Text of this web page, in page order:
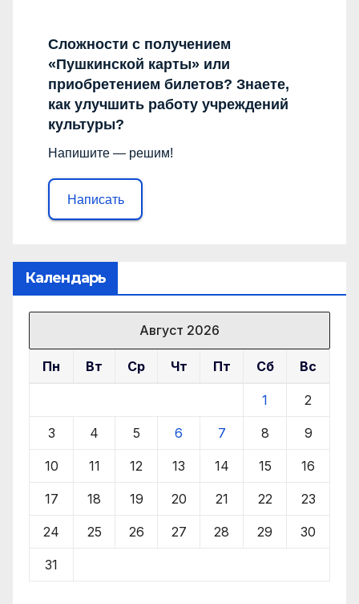
Сложности с получением
«Пушкинской карты» или
приобретением билетов? Знаете,
как улучшить работу учреждений
культуры?
Напишите — решим!
Написать
Календарь
Август 2026
Пн Вт Ср Чт Пт Сб Вс
1 2
3 4 5 6 7 8 9
10 11 12 13 14 15 16
17 18 19 20 21 22 23
24 25 26 27 28 29 30
31